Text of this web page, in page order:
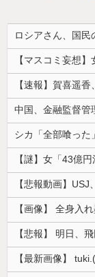
ロシアさん、国民
【速報】賀喜遥
シカ「全部喰っ